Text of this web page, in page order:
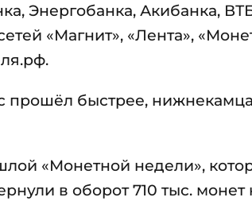
Энергобанка, Акибанка,
«Магнит», «Лента»,
прошёл быстрее,
«Монетной недели»,
в оборот 710 тыс.